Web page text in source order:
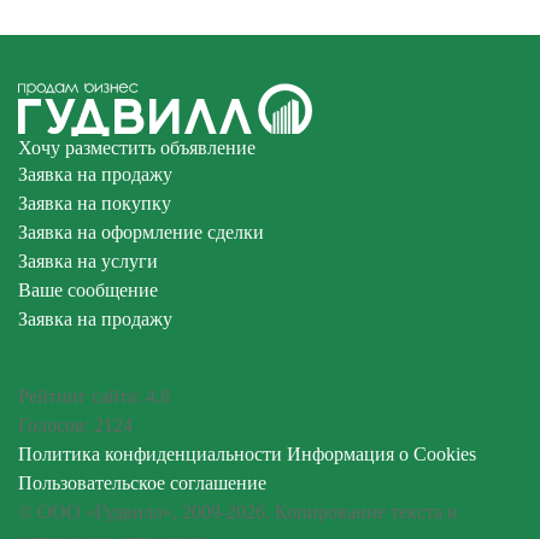
Хочу разместить объявление
Заявка на продажу
Заявка на покупку
Заявка на оформление сделки
Заявка на услуги
Ваше сообщение
Заявка на продажу
Рейтинг сайта: 4.8
Голосов: 2124
Политика конфиденциальности Информация о Cookies
Пользовательское соглашение
© ООО «Гудвилл», 2009-2026. Копирование текста и